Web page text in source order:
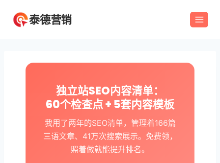
泰德营销
独立站SEO内容清单：
60个检查点 + 5套内容模板
我用了两年的SEO清单，管理着166篇
三语文章、41万次搜索展示。免费领，
照着做就能提升排名。